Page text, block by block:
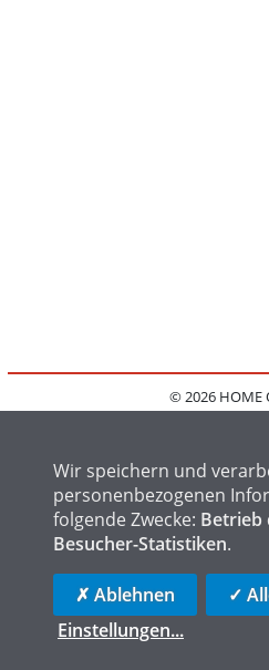
© 2026 HOME
FAQ
HOME OF
Wir speichern und
personenbezogenen
folgende Zwecke: Betrieb
Besucher-Statistiken.
✗ Ablehnen
✓
Einstellungen...